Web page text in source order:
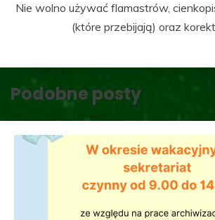
Nie wolno używać flamastrów,
(które przebijają) oraz
Podobne posty